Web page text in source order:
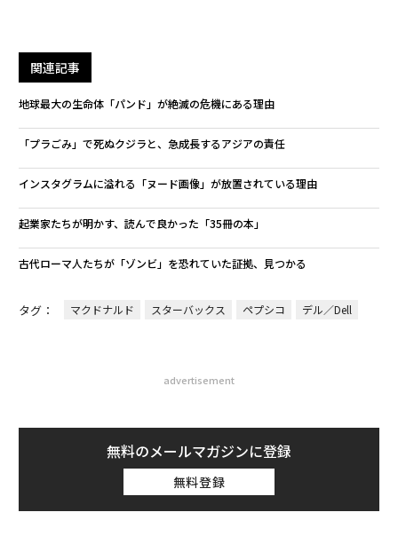
関連記事
地球最大の生命体「パンド」が絶滅の危機にある理由
「プラごみ」で死ぬクジラと、急成長するアジアの責任
インスタグラムに溢れる「ヌード画像」が放置されている理由
起業家たちが明かす、読んで良かった「35冊の本」
古代ローマ人たちが「ゾンビ」を恐れていた証拠、見つかる
タグ： マクドナルド スターバックス ペプシコ デル／Dell
advertisement
無料のメールマガジンに登録
無料登録